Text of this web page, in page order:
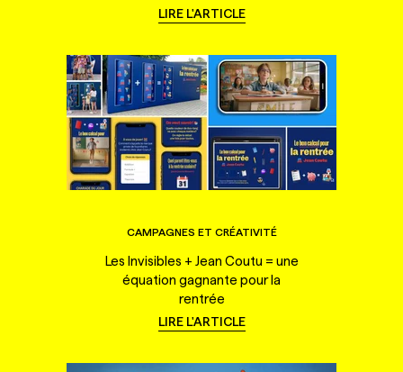
LIRE L'ARTICLE
CAMPAGNES ET CRÉATIVITÉ
Les Invisibles + Jean Coutu = une
équation gagnante pour la
rentrée
LIRE L'ARTICLE